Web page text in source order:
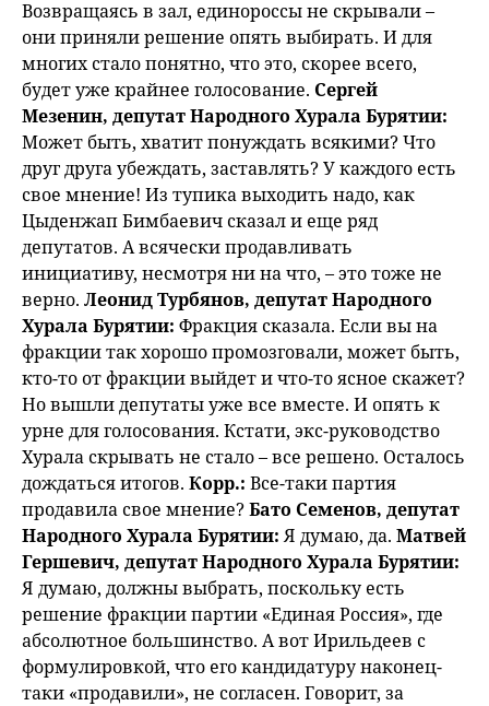
Возвращаясь в зал, единороссы не скрывали –
они приняли решение опять выбирать. И для
многих стало понятно, что это, скорее всего,
будет уже крайнее голосование. Сергей
Мезенин, депутат Народного Хурала Бурятии:
Может быть, хватит понуждать всякими? Что
друг друга убеждать, заставлять? У каждого есть
свое мнение! Из тупика выходить надо, как
Цыденжап Бимбаевич сказал и еще ряд
депутатов. А всячески продавливать
инициативу, несмотря ни на что, – это тоже не
верно. Леонид Турбянов, депутат Народного
Хурала Бурятии: Фракция сказала. Если вы на
фракции так хорошо промозговали, может быть,
кто-то от фракции выйдет и что-то ясное скажет?
Но вышли депутаты уже все вместе. И опять к
урне для голосования. Кстати, экс-руководство
Хурала скрывать не стало – все решено. Осталось
дождаться итогов. Корр.: Все-таки партия
продавила свое мнение?Бато Семенов, депутат
Народного Хурала Бурятии:Я думаю, да. Матвей
Гершевич, депутат Народного Хурала Бурятии:
Я думаю, должны выбрать, поскольку есть
решение фракции партии «Единая Россия», где
абсолютное большинство. А вот Ирильдеев с
формулировкой, что его кандидатуру наконец-
таки «продавили», не согласен. Говорит, за